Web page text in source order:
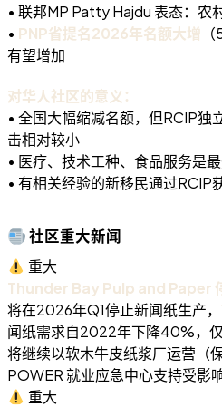
• 联邦MP Patty Hajdu 表态：农
• PNP省提名2026年名额大增
有望增加
对华人社区的意义：
• 全国大幅缩减名额，但RCIP独
击相对较小
• 医疗、技术工种、食品服务是
• 有相关经验的新移民通过RCIP
社区重大新闻
重大
Thunder Bay Pulp and Paper
将在2026年Q1停止新闻纸生产，
闻纸需求自2022年下降40%，
将继续以软木牛皮纸浆厂运营（
POWER 就业应急中心支持受影
重大